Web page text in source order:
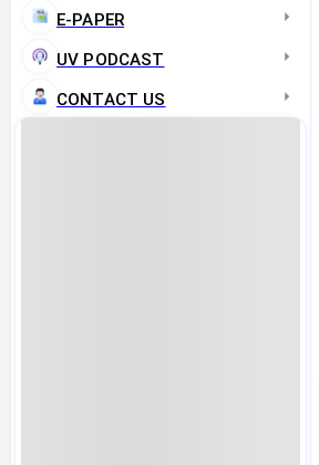
E-PAPER
UV PODCAST
CONTACT US